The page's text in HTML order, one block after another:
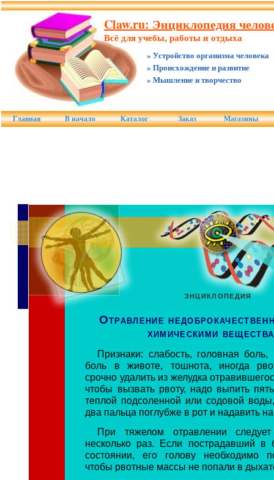
Claw.ru: Энциклопедия
Всё для учебы, работы и отдыха
» Устройство организма человека
» Происхождение и развитие
» Мышление и творчество
Главная В начало Каталог Заказ Магазины
ЭНЦИКЛОПЕДИЯ
Отравление
химическими
Признаки: слабость, головная боль,
боль в животе, тошнота, иногда
срочно удалить из желудка
чтобы вызвать рвоту, надо выпить
теплой подсоленной или содовой
два пальца поглубже в рот и надавить
При тяжелом отравлении
несколько раз. Если пострадавший в
состоянии, его голову необходимо
чтобы рвотные массы не попали в